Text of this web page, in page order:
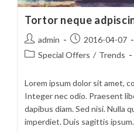
Tortor neque
Post
author:
admin
Post
published:
2016-04-07
PostSpecial Offers / Trends
Lorem ipsum dolor sit amet,
Integer nec odio. Praesent
dapibus diam. Sed nisi. Nulla
imperdiet. Duis sagittis